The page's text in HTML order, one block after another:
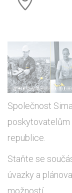
Společnost
republice.
Staňte se
úvazky a
možností.